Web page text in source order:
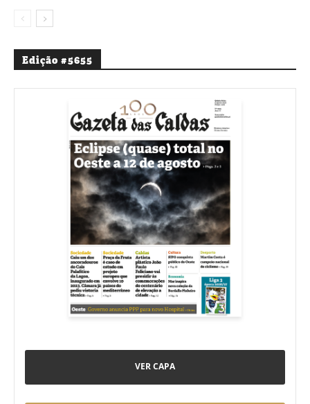
Edição #5655
VER CAPA